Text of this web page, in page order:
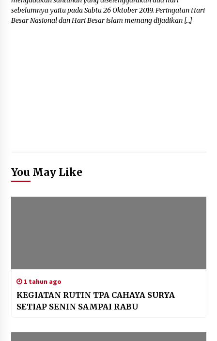
sebelumnya yaitu pada Sabtu 26 Oktober 2019. Peringatan Hari
Besar Nasional dan Hari Besar islam memang dijadikan […]
You May Like
1 tahun ago
KEGIATAN RUTIN TPA CAHAYA SURYA
SETIAP SENIN SAMPAI RABU